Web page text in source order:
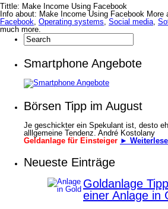
Tittle: Make Income Using Facebook
Info about: Make Income Using Facebook More
Facebook Operating systems,Social media
much more.
Smartphone Angebote
Börsen Tipp im August
Je geschickter ein Spekulant ist, desto
alllgemeine Tendenz. André Kostolany
Geldanlage für Einsteiger ►
Neueste Einträge
Goldanlage
einer Anlage in